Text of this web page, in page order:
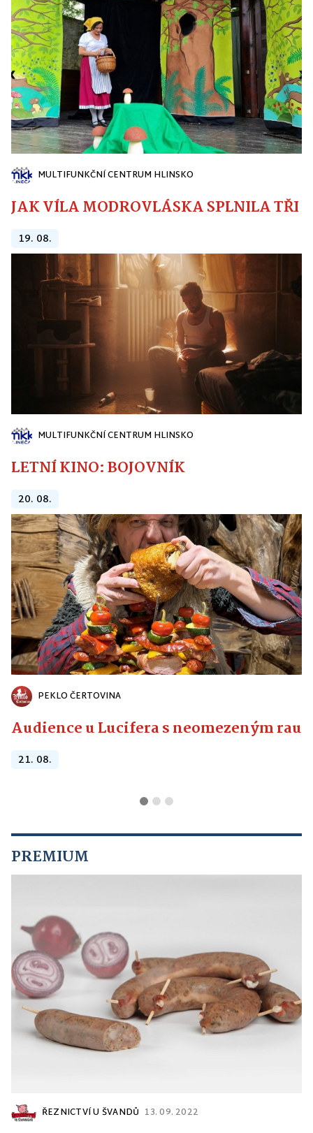
MULTIFUNKČNÍ CENTRUM HLINSKO
JAK VÍLA MODROVLÁSKA SPLNILA
19. 08.
MULTIFUNKČNÍ CENTRUM HLINSKO
LETNÍ KINO: BOJOVNÍK
20. 08.
PEKLO ČERTOVINA
Audience u Lucifera s neomezeným
21. 08.
PREMIUM
ŘEZNICTVÍ U ŠVANDŮ 13. 09. 2022